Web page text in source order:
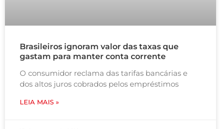
Brasileiros ignoram valor das taxas que
gastam para manter conta corrente
O consumidor reclama das tarifas bancárias e
dos altos juros cobrados pelos empréstimos
LEIA MAIS »